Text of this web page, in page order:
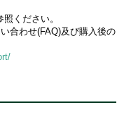
ください。
合わせ(FAQ)及び購入後の